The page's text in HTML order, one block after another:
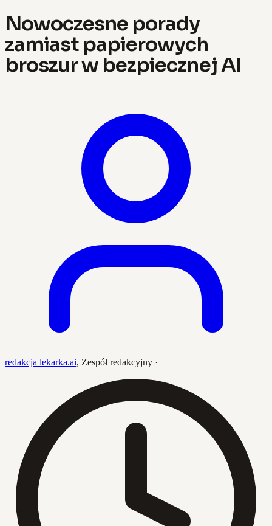
Nowoczesne porady
zamiast papierowych
broszur w bezpiecznej AI
redakcja lekarka.ai, Zespół redakcyjny ·